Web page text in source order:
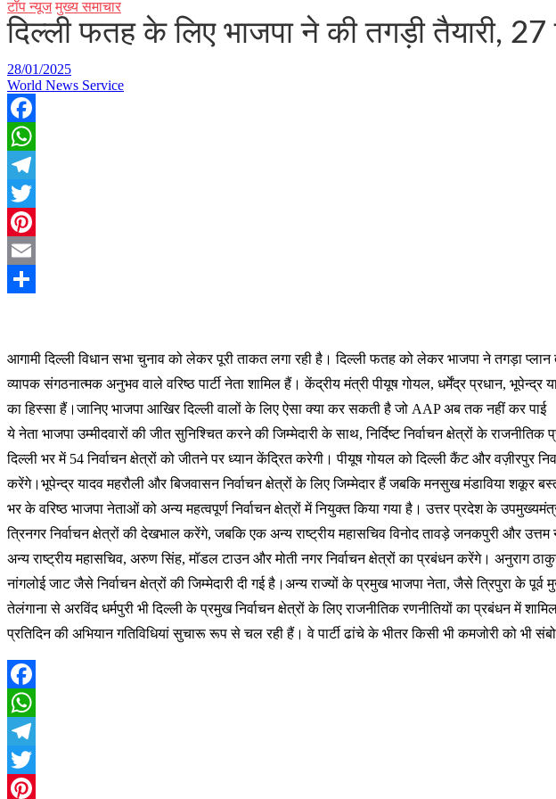
टॉप न्यूज मुख्य समाचार
दिल्ली फतह के लिए भाजपा ने की तगड़ी तैयारी,
28/01/2025
World News Service
Facebook
WhatsApp
Telegram
Twitter
Pinterest
Email
आगामी दिल्ली विधान सभा चुनाव को लेकर पूरी ताकत लगा रही है। दिल्ली फतह को लेकर भाजपा ने तगड़ा
व्यापक संगठनात्मक अनुभव वाले वरिष्ठ पार्टी नेता शामिल हैं। केंद्रीय मंत्री पीयूष गोयल, धर्मेंद्र प्रधान,
का हिस्सा हैं।जानिए भाजपा आखिर दिल्ली वालों के लिए ऐसा क्या कर सकती है जो AAP अब तक नहीं कर पाई
ये नेता भाजपा उम्मीदवारों की जीत सुनिश्चित करने की जिम्मेदारी के साथ, निर्दिष्ट निर्वाचन क्षेत्रों के
दिल्ली भर में 54 निर्वाचन क्षेत्रों को जीतने पर ध्यान केंद्रित करेगी। पीयूष गोयल को दिल्ली कैंट और वज़ीरपुर
करेंगे।भूपेन्द्र यादव महरौली और बिजवासन निर्वाचन क्षेत्रों के लिए जिम्मेदार हैं जबकि मनसुख मंडाविया शकूर
भर के वरिष्ठ भाजपा नेताओं को अन्य महत्वपूर्ण निर्वाचन क्षेत्रों में नियुक्त किया गया है। उत्तर प्रदेश के
त्रिनगर निर्वाचन क्षेत्रों की देखभाल करेंगे, जबकि एक अन्य राष्ट्रीय महासचिव विनोद तावड़े जनकपुरी और
अन्य राष्ट्रीय महासचिव, अरुण सिंह, मॉडल टाउन और मोती नगर निर्वाचन क्षेत्रों का प्रबंधन करेंगे। अनुराग
नांगलोई जाट जैसे निर्वाचन क्षेत्रों की जिम्मेदारी दी गई है।अन्य राज्यों के प्रमुख भाजपा नेता, जैसे त्रिपुरा
तेलंगाना से अरविंद धर्मपुरी भी दिल्ली के प्रमुख निर्वाचन क्षेत्रों के लिए राजनीतिक रणनीतियों का प्रबंधन में
प्रतिदिन की अभियान गतिविधियां सुचारू रूप से चल रही हैं। वे पार्टी ढांचे के भीतर किसी भी कमजोरी को भी
Facebook
WhatsApp
Telegram
Twitter